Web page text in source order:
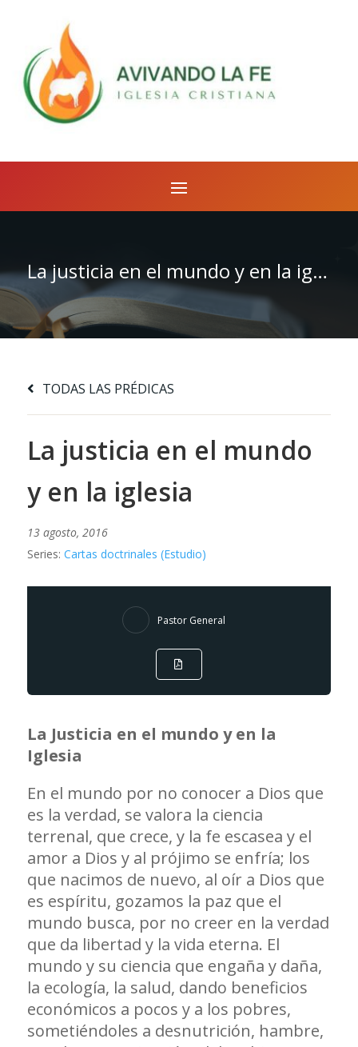
La justicia en el mundo y en la iglesia
TODAS LAS PRÉDICAS
La justicia en el mundo
y en la iglesia
13 agosto, 2016
Series: Cartas doctrinales (Estudio)
Pastor General
La Justicia en el mundo y en la
Iglesia
En el mundo por no conocer a Dios que
es la verdad, se valora la ciencia
terrenal, que crece, y la fe escasea y el
amor a Dios y al prójimo se enfría; los
que nacimos de nuevo, al oír a Dios que
es espíritu, gozamos la paz que el
mundo busca, por no creer en la verdad
que da libertad y la vida eterna. El
mundo y su ciencia que engaña y daña,
la ecología, la salud, dando beneficios
económicos a pocos y a los pobres,
sometiéndoles a desnutrición, hambre,